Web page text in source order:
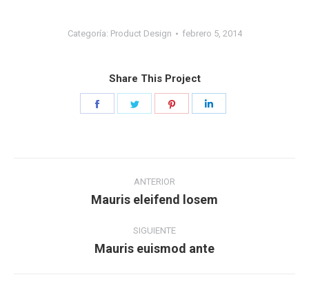
Categoría: Product Design febrero 5, 2014
Share This Project
ANTERIOR
Proyecto
Mauris eleifend losem
SIGUIENTE
Proyecto
Mauris euismod ante